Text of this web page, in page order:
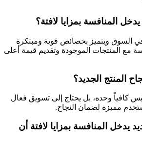
المنافسة بمزايا لافتة؟
في السوق ويتميز بخصائص قوية ومبتكرة
مع المنتجات الموجودة وتقديم قيمة أعلى
المنتج الجديد؟
ليس كافياً وحده، بل يحتاج إلى تسويق فعال
مميزة لضمان النجاح.
يدخل المنافسة بمزايا لافتة أن